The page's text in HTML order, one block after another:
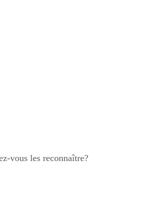
vous les reconnaître?